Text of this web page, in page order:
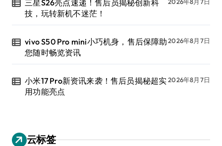
三星S26亮点速递！售后员揭秘创新科
技，玩转新机不迷茫！
vivo S50 Pro mini小巧机身，售后保障助
您随时畅览资讯
2026年8月7日
小米17 Pro新资讯来袭！售后员揭秘超实
用功能亮点
2026年8月7日
云标签